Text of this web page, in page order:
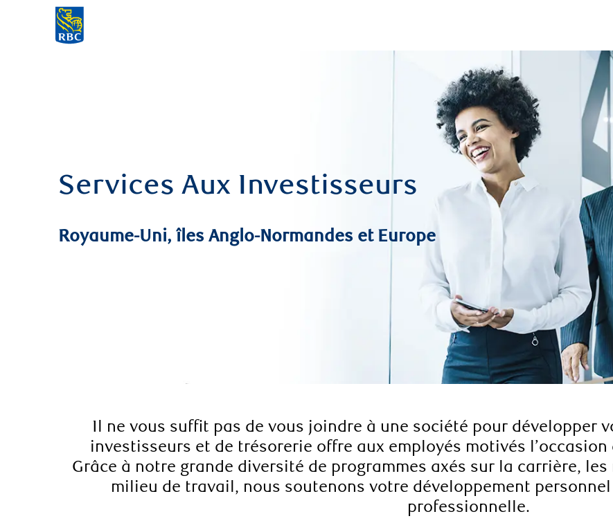
Services Aux Investisseurs
Royaume-Uni, îles Anglo-Normandes et Europe
Il ne vous suffit pas de vous joindre à une société pour développer
investisseurs et de trésorerie offre aux employés motivés
Grâce à notre grande diversité de programmes axés sur la carrière,
milieu de travail, nous soutenons votre développement
professionnelle.